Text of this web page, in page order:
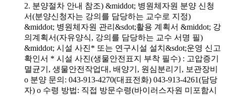
2. 분양절차 안내 참조) &middot; 병원체자원 분양 신청
서(분양신청자는 강의를 담당하는 교수로 지정)
&middot; 병원체자원 관리&sdot;활용 계획서 &middot; 강
의계획서(자유양식, 강의를 담당하는 교수 서명 필)
&middot; 시설 사진* 또는 연구시설 설치&sdot;운영 신고
확인서 * 시설 사진(생물안전표지 부착 필수) : 고압증기
멸균기, 생물안전작업대, 배양기, 원심분리기, 보관장비
o 분양 문의: 043-913-4270(대표전화) 043-913-4261(담당
자) o 수령 방법: 직접 방문수령(바이러스자원 미포함시